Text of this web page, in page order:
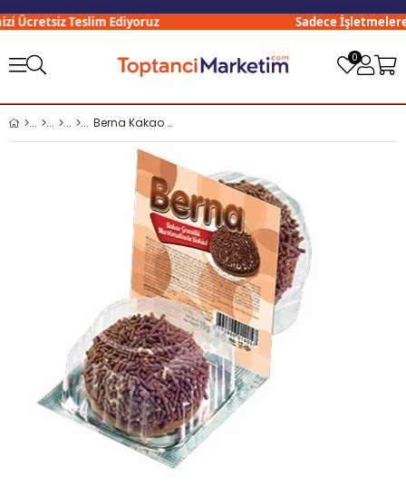
Teslim Ediyoruz Sadece İşletmelere
0
Berna Kakao Granüllü Marshmallow Bisküvi x27 li Koli